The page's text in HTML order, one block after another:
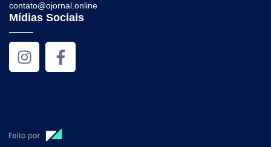
contato@ojornal.online
Mídias Sociais